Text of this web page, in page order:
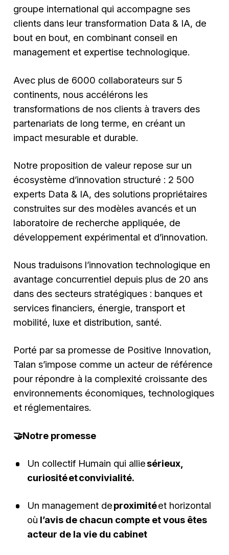
groupe international qui accompagne ses
clients dans leur transformation Data & IA, de
bout en bout, en combinant conseil en
management et expertise technologique.
Avec plus de 6000 collaborateurs sur 5
continents, nous accélérons les
transformations de nos clients à travers des
partenariats de long terme, en créant un
impact mesurable et durable.
Notre proposition de valeur repose sur un
écosystème d’innovation structuré : 2 500
experts Data & IA, des solutions propriétaires
construites sur des modèles avancés et un
laboratoire de recherche appliquée, de
développement expérimental et d’innovation.
Nous traduisons l’innovation technologique en
avantage concurrentiel depuis plus de 20 ans
dans des secteurs stratégiques : banques et
services financiers, énergie, transport et
mobilité, luxe et distribution, santé.
Porté par sa promesse de Positive Innovation,
Talan s’impose comme un acteur de référence
pour répondre à la complexité croissante des
environnements économiques, technologiques
et réglementaires.
🤝Notre promesse
Un collectif Humain qui alliesérieux,
curiosité et convivialité.
Un management deproximitéet horizontal
où l’avis de chacun compte et vous êtes
acteur de la vie du cabinet